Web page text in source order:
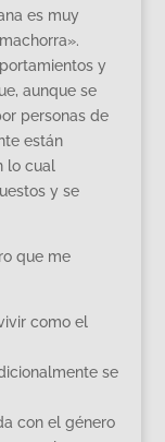
es muy
y
aunque se
personas de
están
lo cual
y se
que me
como el
se
con el género